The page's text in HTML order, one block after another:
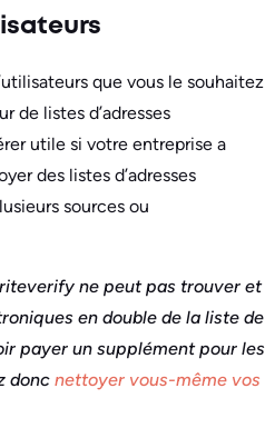
que vous le souhaitez
de listes d’adresses
utile si votre entreprise a
des listes d’adresses
sources ou
ne peut pas trouver et
en double de la liste de
payer un supplément pour les
donc nettoyer vous-même vos